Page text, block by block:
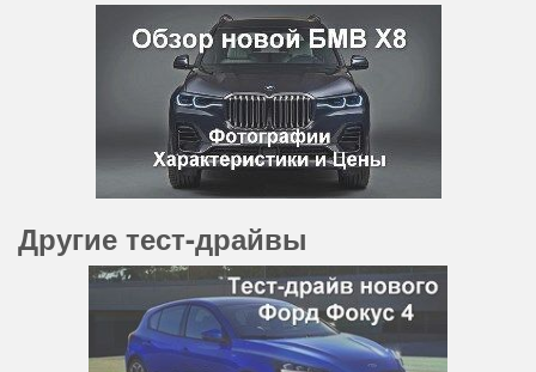
Другие тест-драйвы